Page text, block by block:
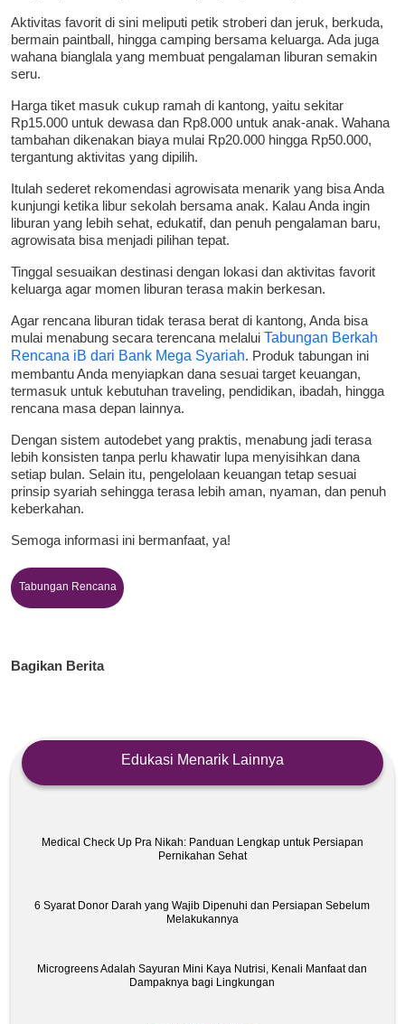
Aktivitas favorit di sini meliputi petik stroberi dan jeruk, berkuda,
bermain paintball, hingga camping bersama keluarga. Ada juga
wahana bianglala yang membuat pengalaman liburan semakin
seru.
Harga tiket masuk cukup ramah di kantong, yaitu sekitar
Rp15.000 untuk dewasa dan Rp8.000 untuk anak-anak. Wahana
tambahan dikenakan biaya mulai Rp20.000 hingga Rp50.000,
tergantung aktivitas yang dipilih.
Itulah sederet rekomendasi agrowisata menarik yang bisa Anda
kunjungi ketika libur sekolah bersama anak. Kalau Anda ingin
liburan yang lebih sehat, edukatif, dan penuh pengalaman baru,
agrowisata bisa menjadi pilihan tepat.
Tinggal sesuaikan destinasi dengan lokasi dan aktivitas favorit
keluarga agar momen liburan terasa makin berkesan.
Agar rencana liburan tidak terasa berat di kantong, Anda bisa
mulai menabung secara terencana melalui Tabungan Berkah
Rencana iB dari Bank Mega Syariah. Produk tabungan ini
membantu Anda menyiapkan dana sesuai target keuangan,
termasuk untuk kebutuhan traveling, pendidikan, ibadah, hingga
rencana masa depan lainnya.
Dengan sistem autodebet yang praktis, menabung jadi terasa
lebih konsisten tanpa perlu khawatir lupa menyisihkan dana
setiap bulan. Selain itu, pengelolaan keuangan tetap sesuai
prinsip syariah sehingga terasa lebih aman, nyaman, dan penuh
keberkahan.
Semoga informasi ini bermanfaat, ya!
Tabungan Rencana
Bagikan Berita
Edukasi Menarik Lainnya
Medical Check Up Pra Nikah: Panduan Lengkap untuk Persiapan
Pernikahan Sehat
6 Syarat Donor Darah yang Wajib Dipenuhi dan Persiapan Sebelum
Melakukannya
Microgreens Adalah Sayuran Mini Kaya Nutrisi, Kenali Manfaat dan
Dampaknya bagi Lingkungan